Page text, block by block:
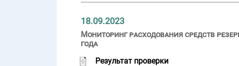
18.09.2023
Мониторинг расходования средств
года
Результат проверки